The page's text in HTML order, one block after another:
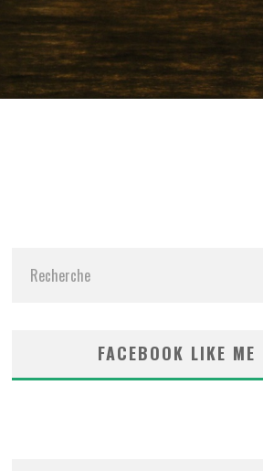
FACEBOOK LIKE ME